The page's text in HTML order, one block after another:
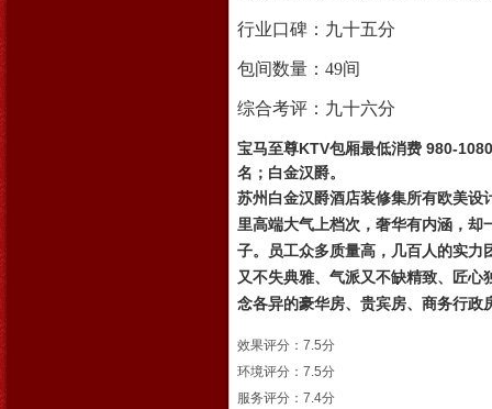
行业口碑：九十五分
包间数量： 49间
综合考评：九十六分
宝马至尊KTV包厢
名；白金汉爵。
苏州白金汉爵酒店装修集所有欧美设
里高端大气上档次，奢华有内涵，
子。员工众多质量高，几百人的实力
又不失典雅、气派又不缺精致、匠
念各异的豪华房、贵宾房、商务行政
效果评分：7.5分
环境评分：7.5分
服务评分：7.4分